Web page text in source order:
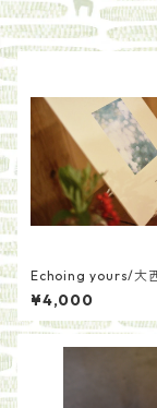
Echoing yours/大
¥4,000